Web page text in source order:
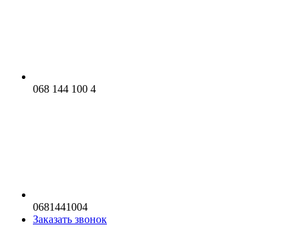
068 144 100 4
0681441004
Заказать звонок